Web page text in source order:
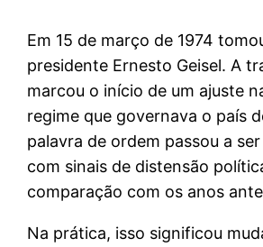
Em 15 de março de 1974
presidente Ernesto Geisel. A
marcou o início de um ajuste
regime que governava o país
palavra de ordem passou a
com sinais de distensão
comparação com os anos
Na prática, isso significou